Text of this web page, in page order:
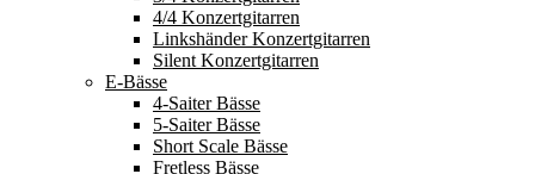
4/4 Konzertgitarren
Linkshänder Konzertgitarren
Silent Konzertgitarren
E-Bässe
4-Saiter Bässe
5-Saiter Bässe
Short Scale Bässe
Fretless Bässe